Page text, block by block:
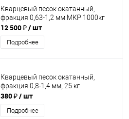
Кварцевый песок окатанный,
фракция 0,63-1,2 мм МКР 1000кг
12 500 ₽/ шт
Подробнее
Кварцевый песок окатанный,
фракция 0,8-1,4 мм, 25 кг
380 ₽/ шт
Подробнее